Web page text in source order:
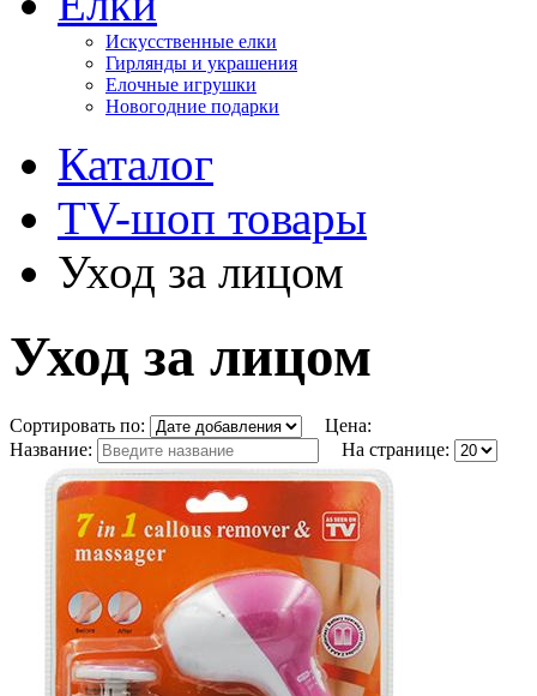
Искусственные елки
Гирлянды и украшения
Елочные игрушки
Новогодние подарки
Каталог
TV-шоп товары
Уход за лицом
Уход за лицом
Сортировать по:
Цена:
Название:
На странице: